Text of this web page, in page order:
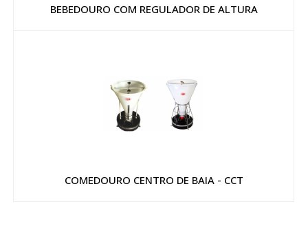
BEBEDOURO COM REGULADOR DE ALTURA
COMEDOURO CENTRO DE BAIA - CCT